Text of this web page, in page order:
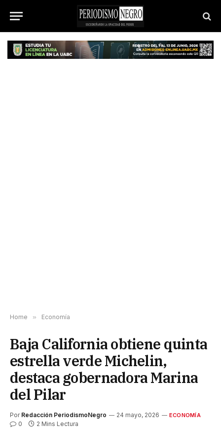
Home » Economía
Baja California obtiene quinta
estrella verde Michelin,
destaca gobernadora Marina
del Pilar
Por Redacción PeriodismoNegro 24 mayo, 2026 ECONOMÍA
0 2 Mins Lectura